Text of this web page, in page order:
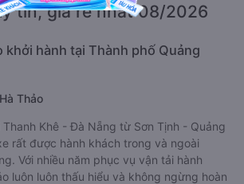
tín, giá rẻ nhất 08/2026
khởi hành tại Thành phố Quảng
Thảo
Thanh Khê - Đà Nẵng từ Sơn Tịnh - Quảng
rất được hành khách trong và ngoài
Với nhiều năm phục vụ vận tải hành
luôn luôn thấu hiểu và không ngừng hoàn